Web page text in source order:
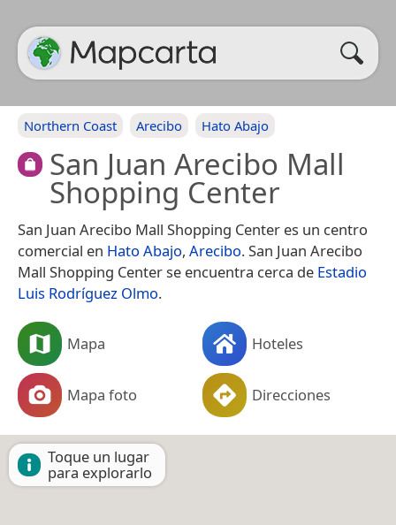
Northern Coast Arecibo Hato Abajo
San Juan Arecibo Mall
Shopping Center
San Juan Arecibo Mall Shopping Center es un centro
comercial en Hato Abajo, Arecibo. San Juan Arecibo
Mall Shopping Center se encuentra cerca de Estadio
Luis Rodríguez Olmo.
Mapa Hoteles
Mapa foto Direcciones
Toque un lugar
para explorarlo